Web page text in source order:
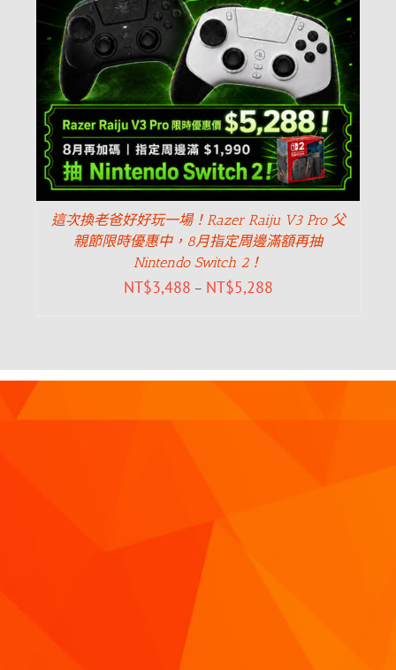
這次換老爸好好玩一場！Razer Raiju V3 Pro 父
親節限時優惠中，8月指定周邊滿額再抽
Nintendo Switch 2！
NT$3,488 – NT$5,288